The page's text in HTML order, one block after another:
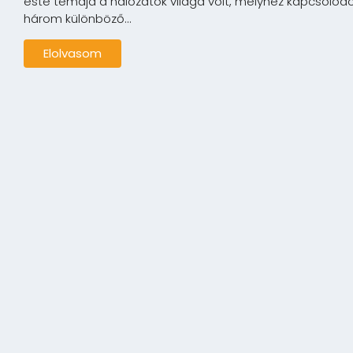
három különböző...
Elolvasom